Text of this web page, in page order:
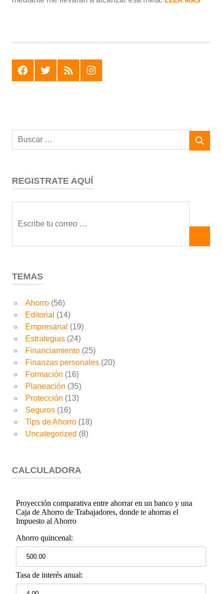
F T R I
REGISTRATE AQUÍ
TEMAS
Ahorro(56)
Editorial (14)
Empresarial (19)
Estrategias(24)
Financiamiento(25)
Finanzas personales(20)
Formación (16)
Planeación (35)
Protección (13)
Seguros(16)
Tips de Ahorro(18)
Uncategorized (8)
CALCULADORA